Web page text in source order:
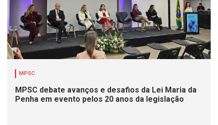
MPSC
MPSC debate avanços e desafios da Lei Maria da
Penha em evento pelos 20 anos da legislação